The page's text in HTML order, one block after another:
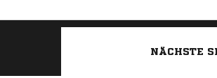
NÄCHSTE